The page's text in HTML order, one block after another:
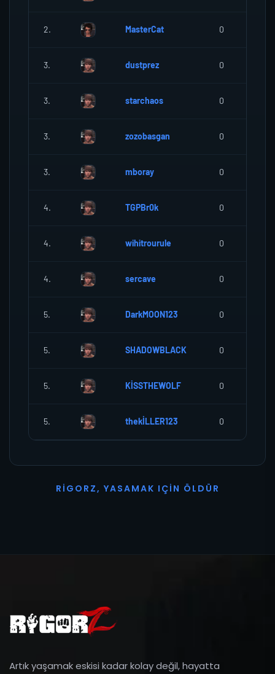
2. MasterCat 0
3. dustprez 0
3. starchaos 0
3. zozobasgan 0
3. mboray 0
4. TGPBr0k 0
4. wihitrourule 0
4. sercave 0
5. DarkMOON123 0
5. SHADOWBLACK 0
5. KİSSTHEWOLF 0
5. thekİLLER123 0
R I G O R Z, YASAMAK I ÇI N Ö L D Ü R
Artık yaşamak eskisi kadar kolay değil, hayatta